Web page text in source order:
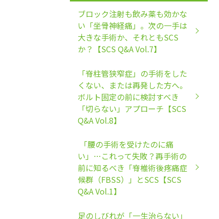
ブロック注射も飲み薬も効かな
い「坐骨神経痛」。次の一手は
大きな手術か、それともSCS
か？【SCS Q&A Vol.7】
「脊柱管狭窄症」の手術をした
くない、または再発した方へ。
ボルト固定の前に検討すべき
「切らない」アプローチ【SCS
Q&A Vol.8】
「腰の手術を受けたのに痛
い」…これって失敗？再手術の
前に知るべき「脊椎術後疼痛症
候群（FBSS）」とSCS【SCS
Q&A Vol.1】
足のしびれが「一生治らない」